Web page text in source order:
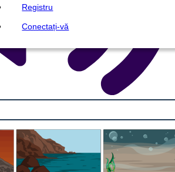
Registru
Conectați-vă